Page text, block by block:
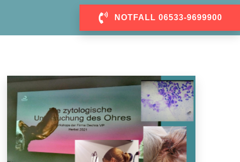
NOTFALL 06533-9699900